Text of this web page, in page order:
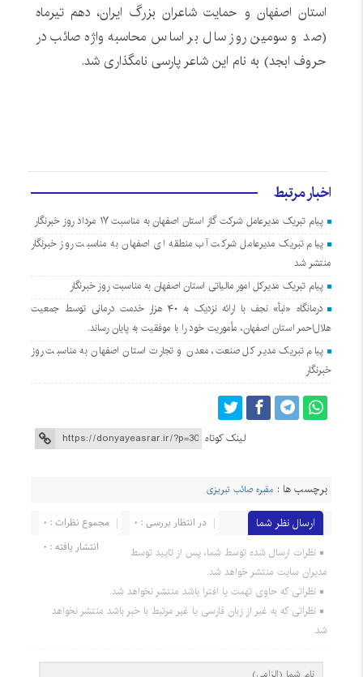
استان اصفهان و حمایت شاعران بزرگ ایران، دهم تیرماه
(صد و سومین روز سال بر اساس محاسبه واژه صائب در
حروف ابجد) به نام این شاعر پارسی نامگذاری شد.
اخبار مرتبط
پیام تبریک مدیرعامل شرکت گاز استان اصفهان به مناسبت ۱۷ مرداد روز خبرنگار
پیام تبریک مدیرعامل شرکت آب منطقه ای اصفهان به مناسبت روز خبرنگار
منتشر شد
پیام تبریک مدیرکل امور مالیاتی استان اصفهان به مناسبت روز خبرنگار
درمانگاه «نبأ» نجف با ارائه نزدیک به ۴۰ هزار خدمت درمانی توسط جمعیت
هلال‌احمر استان اصفهان، مأموریت خود را با موفقیت به پایان رساند.
پیام تبریک مدیر کل صنعت، معدن و تجارت استان اصفهان به مناسبت روز
خبرنگار
لینک کوتاه
برچسب ها : مقبره صائب تبریزی
ارسال نظر شما مجموع نظرات : 0
در انتظار بررسی : 0
انتشار یافته : 0
نظرات ارسال شده توسط شما، پس از تایید توسط
مدیران سایت منتشر خواهد شد.
نظراتی که حاوی تهمت یا افترا باشد منتشر نخواهد شد.
نظراتی که به غیر از زبان فارسی یا غیر مرتبط با خبر باشد منتشر نخواهد
شد.